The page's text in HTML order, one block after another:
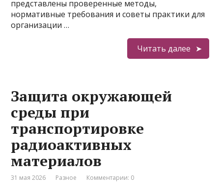
представлены проверенные методы,
нормативные требования и советы практики для
организации …
Читать далее
Защита окружающей
среды при
транспортировке
радиоактивных
материалов
31 мая 2026 Разное Комментарии: 0